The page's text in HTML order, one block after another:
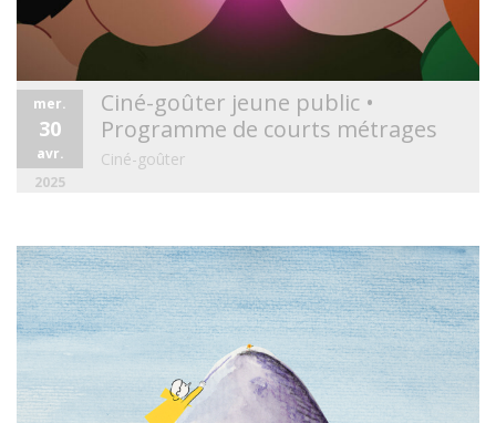
mer.
30
avr.
2025
Ciné-goûter jeune public •
Programme de courts métrages
Ciné-goûter